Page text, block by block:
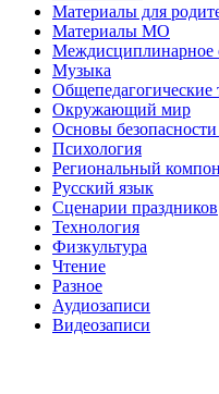
Материалы для
Материалы МО
Междисциплинарное
Музыка
Общепедагогические
Окружающий мир
Основы
Психология
Региональный
Русский язык
Сценарии праздников
Технология
Физкультура
Чтение
Разное
Аудиозаписи
Видеозаписи